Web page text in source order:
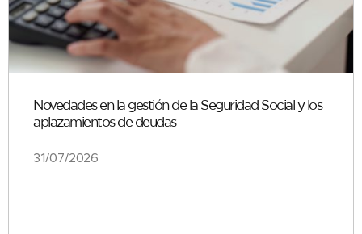
Novedades en la gestión de la Seguridad Social y los
aplazamientos de deudas
31/07/2026